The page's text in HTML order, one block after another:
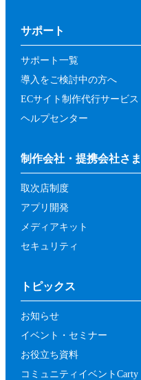
サポート
サポート一覧
導入をご検討中の方へ
ECサイト制作代行サービス
ヘルプセンター
制作会社・提携会社さ
取次店制度
アプリ開発
メディアキット
セキュリティ
トピックス
お知らせ
イベント・セミナー
お役立ち資料
コミュニティイベントCarty